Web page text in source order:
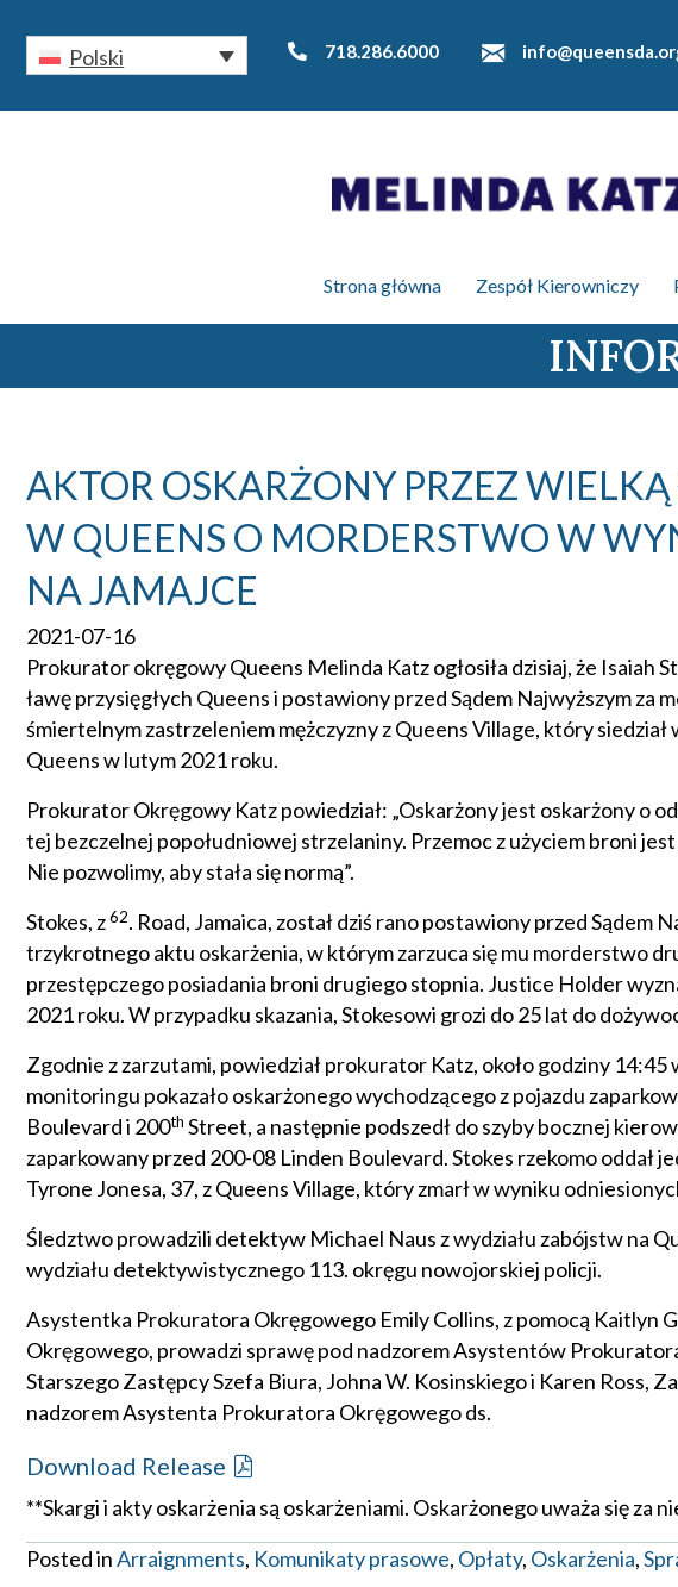
Polski 718.286.6000
Strona główna Zespół Kierowniczy
AKTOR OSKARŻONY PRZEZ
W QUEENS O MORDERSTWO W
NA JAMAJCE
2021-07-16
Prokurator okręgowy Queens Melinda Katz ogłosiła dzisiaj, że Isaiah
ławę przysięgłych Queens i postawiony przed Sądem Najwyższym za
śmiertelnym zastrzeleniem mężczyzny z Queens Village, który siedział
Queens w lutym 2021 roku.
Prokurator Okręgowy Katz powiedział: „Oskarżony jest oskarżony o
tej bezczelnej popołudniowej strzelaniny. Przemoc z użyciem broni
Nie pozwolimy, aby stała się normą”.
Stokes, z62. Road, Jamaica, został dziś rano postawiony przed
trzykrotnego aktu oskarżenia, w którym zarzuca się mu morderstwo
przestępczego posiadania broni drugiego stopnia. Justice Holder
2021 roku. W przypadku skazania, Stokesowi grozi do 25 lat do
Zgodnie z zarzutami, powiedział prokurator Katz, około godziny
monitoringu pokazało oskarżonego wychodzącego z pojazdu
Boulevard i 200th Street, a następnie podszedł do szyby bocznej
zaparkowany przed 200-08 Linden Boulevard. Stokes rzekomo oddał
Tyrone Jonesa, 37, z Queens Village, który zmarł w wyniku
Śledztwo prowadzili detektyw Michael Naus z wydziału zabójstw na
wydziału detektywistycznego 113. okręgu nowojorskiej policji.
Asystentka Prokuratora Okręgowego Emily Collins, z pomocą Kaitlyn
Okręgowego, prowadzi sprawę pod nadzorem Asystentów
Starszego Zastępcy Szefa Biura, Johna W. Kosinskiego i Karen Ross,
nadzorem Asystenta Prokuratora Okręgowego ds.
Download Release
**Skargi i akty oskarżenia są oskarżeniami. Oskarżonego uważa się za
Posted inArraignments, Komunikaty prasowe, Opłaty, Oskarżenia,